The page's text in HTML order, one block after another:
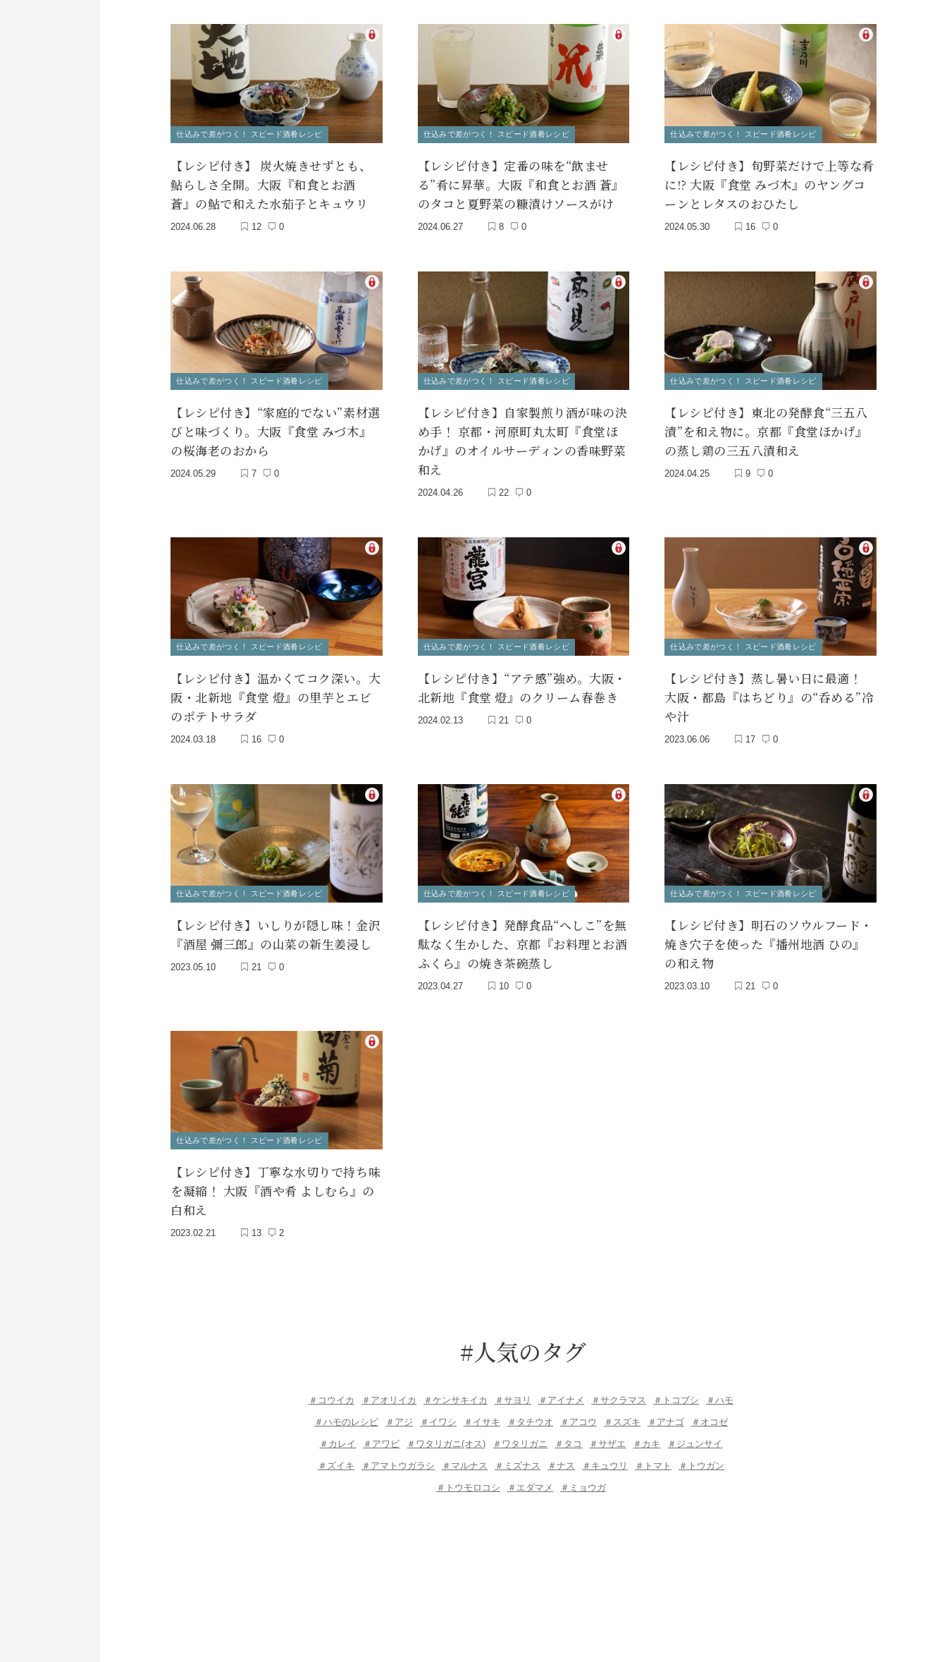
仕込みで差がつく！ スピード酒肴レシピ
【レシピ付き】 炭火焼きせずとも、
鮎らしさ全開。大阪『和食とお酒
蒼』の鮎で和えた水茄子とキュウリ
2024.06.28 12 0
仕込みで差がつく！ スピード酒肴レシピ
【レシピ付き】定番の味を“飲ませ
る”肴に昇華。大阪『和食とお酒 蒼』
のタコと夏野菜の糠漬けソースがけ
2024.06.27 8 0
仕込みで差がつく！ スピード酒肴レシピ
【レシピ付き】旬野菜だけで上等な肴
に!? 大阪『食堂 みづ木』のヤングコ
ーンとレタスのおひたし
2024.05.30 16 0
仕込みで差がつく！ スピード酒肴レシピ
【レシピ付き】“家庭的でない”素材選
びと味づくり。大阪『食堂 みづ木』
の桜海老のおから
2024.05.29 7 0
仕込みで差がつく！ スピード酒肴レシピ
【レシピ付き】自家製煎り酒が味の決
め手！ 京都・河原町丸太町『食堂ほ
かげ』のオイルサーディンの香味野菜
和え
2024.04.26 22 0
仕込みで差がつく！ スピード酒肴レシピ
【レシピ付き】東北の発酵食“三五八
漬”を和え物に。京都『食堂ほかげ』
の蒸し鶏の三五八漬和え
2024.04.25 9 0
仕込みで差がつく！ スピード酒肴レシピ
【レシピ付き】温かくてコク深い。大
阪・北新地『食堂 燈』の里芋とエビ
のポテトサラダ
2024.03.18 16 0
仕込みで差がつく！ スピード酒肴レシピ
【レシピ付き】“アテ感”強め。大阪・
北新地『食堂 燈』のクリーム春巻き
2024.02.13 21 0
仕込みで差がつく！ スピード酒肴レシピ
【レシピ付き】蒸し暑い日に最適！
大阪・都島『はちどり』の“呑める”冷
や汁
2023.06.06 17 0
仕込みで差がつく！ スピード酒肴レシピ
【レシピ付き】いしりが隠し味！金沢
『酒屋 彌三郎』の山菜の新生姜浸し
2023.05.10 21 0
仕込みで差がつく！ スピード酒肴レシピ
【レシピ付き】発酵食品“へしこ”を無
駄なく生かした、京都『お料理とお酒
ふくら』の焼き茶碗蒸し
2023.04.27 10 0
仕込みで差がつく！ スピード酒肴レシピ
【レシピ付き】明石のソウルフード・
焼き穴子を使った『播州地酒 ひの』
の和え物
2023.03.10 21 0
仕込みで差がつく！ スピード酒肴レシピ
【レシピ付き】丁寧な水切りで持ち味
を凝縮！ 大阪『酒や肴 よしむら』の
白和え
2023.02.21 13 2
#人気のタグ
＃コウイカ ＃アオリイカ ＃ケンサキイカ ＃サヨリ ＃アイナメ ＃サクラマス ＃トコブシ ＃ハモ
＃ハモのレシピ ＃アジ ＃イワシ ＃イサキ ＃タチウオ ＃アコウ ＃スズキ ＃アナゴ ＃オコゼ
＃カレイ ＃アワビ ＃ワタリガニ(オス) ＃ワタリガニ ＃タコ ＃サザエ ＃カキ ＃ジュンサイ
＃ズイキ ＃アマトウガラシ ＃マルナス ＃ミズナス ＃ナス ＃キュウリ ＃トマト ＃トウガン
＃トウモロコシ ＃エダマメ ＃ミョウガ